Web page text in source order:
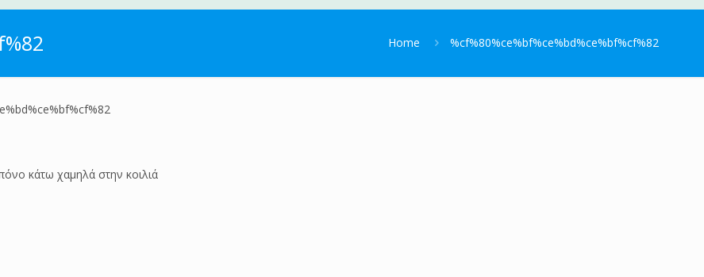
Home %cf%80%ce%bf%ce%bd%ce%bf%cf%82
κάτω χαμηλά στην κοιλιά